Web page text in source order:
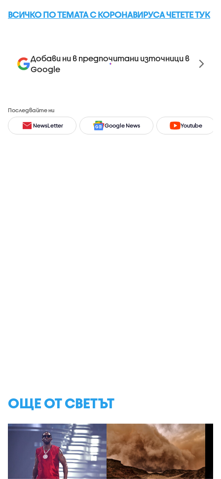
ВСИЧКО ПО ТЕМАТА С КОРОНАВИРУСА ЧЕТЕТЕ ТУК
Добави ни в предпочитани източници в
Google
Последвайте ни
NewsLetter Google News Youtube
ОЩЕ ОТ СВЕТЪТ